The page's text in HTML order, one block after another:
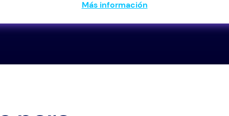
Más información